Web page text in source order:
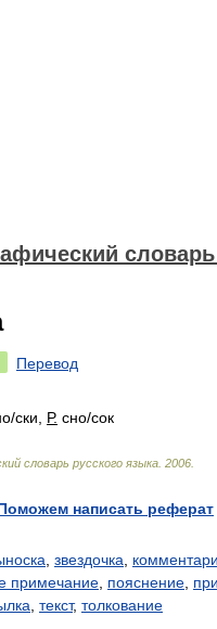
словарь
Перевод
о/ски, Р. сно/сок
словарь русского языка 2006
написать реферат
звездочка
примечание пояснение
текст, толкование